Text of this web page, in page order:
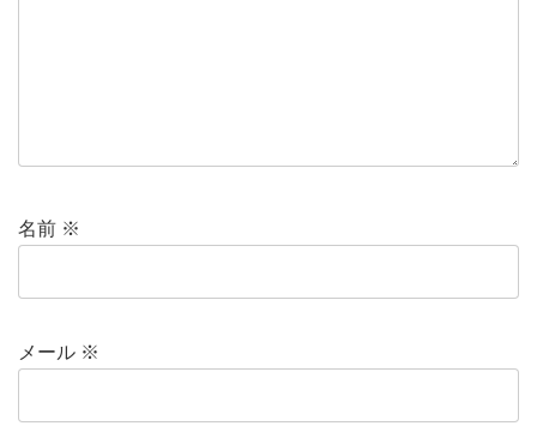
名前 ※
メール ※